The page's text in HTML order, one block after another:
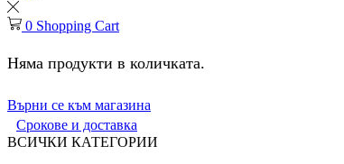
0 Shopping Cart
Няма продукти в количката.
Върни се към магазина
Срокове и доставка
ВСИЧКИ КАТЕГОРИИ